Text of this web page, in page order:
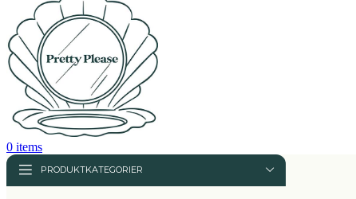
0 items
PRODUKTKATEGORIER